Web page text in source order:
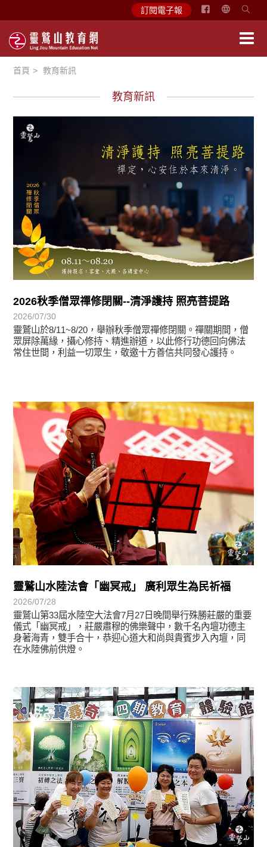
訂閱電子報
简
首頁 教育新訊
教育新訊
2026秋季僧眾禪修閉關--清淨護持 照亮菩提路
2026/07/30
靈鷲山於8/11~8/20，舉辦秋季僧眾禪修閉關。禪關期間，僧
眾屏除萬緣，攝心修持、精進辦道，以此修行功德回向佛法
常住世間，利益一切眾生，敬邀十方善信共同發心護持。
靈鷲山水陸法會「幽冥戒」 廣利眾生為民祈福
2026/07/28
靈鷲山第33屆水陸空大法會7月27日晚間舉行殊勝莊嚴的重要
儀式「幽冥戒」，莊嚴肅穆的佛樂聲中，數千名內壇功德主
身著海青，雙手合十，恭迎心道大和尚與貴賓步入內壇，同
在水陸佛前供燈。
學習分享
學習分享